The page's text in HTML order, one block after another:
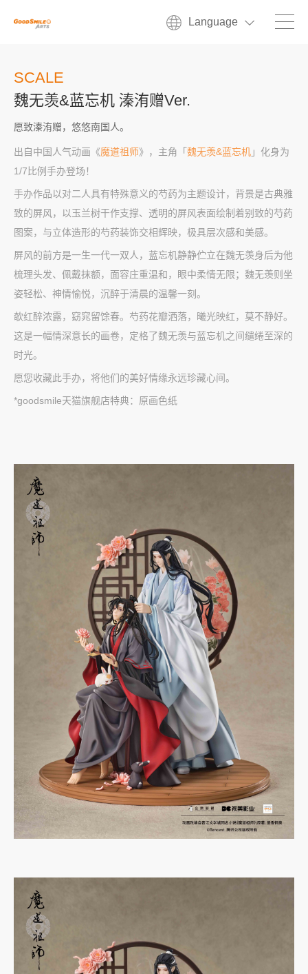
Language
SCALE
魏无羡&蓝忘机 溱洧赠Ver.
愿致溱洧赠，悠悠南国人。
出自中国人气动画《魔道祖师》，主角「 魏无羡&蓝忘机 」化身为
1/7比例手办登场！
手办作品以对二人具有特殊意义的芍药为主题设计，背景是古典雅
致的屏风，以玉兰树干作支撑、透明的屏风表面绘制着别致的芍药
图案，与立体造形的芍药装饰交相辉映，极具层次感和美感。
屏风的前方是一生一代一双人，蓝忘机静静伫立在魏无羡身后为他
梳理头发、佩戴抹额，面容庄重温和，眼中柔情无限；魏无羡则坐
姿轻松、神情愉悦，沉醉于清晨的温馨一刻。
欹红醉浓露，窈窕留馀春。芍药花瓣洒落，曦光映红，莫不静好。
这是一幅情深意长的画卷，定格了魏无羡与蓝忘机之间缱绻至深的
时光。
愿您收藏此手办，将他们的美好情缘永远珍藏心间。
*goodsmile天猫旗舰店特典：原画色纸